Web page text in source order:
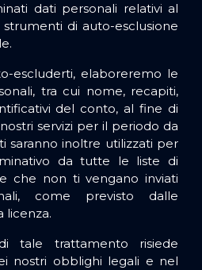
dati personali relativi al
di auto-esclusione
escluderti, elaboreremo le
tra cui nome, recapiti,
del conto, al fine di
servizi per il periodo da
saranno inoltre utilizzati per
da tutte le liste di
che non ti vengano inviati
come previsto dalle
licenza.
tale trattamento risiede
nostri obblighi legali e nel